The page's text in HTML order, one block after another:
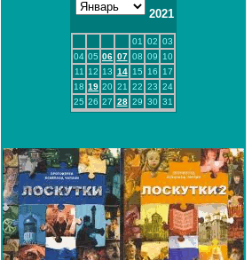
2021
01 02 03
04 05 06 07 08 09
10
11
12 13 14 15 16
17
18 19 20 21 22 23 24
25 26 27 28 29 30 31